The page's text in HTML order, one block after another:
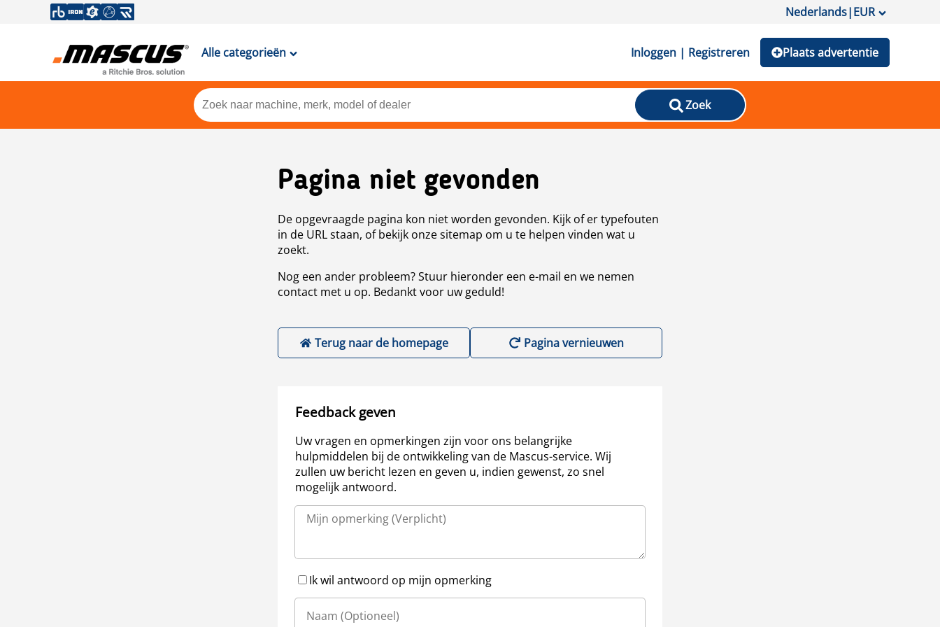
Nederlands|EUR
Alle categorieën Inloggen | Registreren Plaats advertentie
Zoek
Pagina niet gevonden
De opgevraagde pagina kon niet worden gevonden. Kijk of er typefouten
in de URL staan, of bekijk onze sitemap om u te helpen vinden wat u
zoekt.
Nog een ander probleem? Stuur hieronder een e-mail en we nemen
contact met u op. Bedankt voor uw geduld!
Terug naar de homepage Pagina vernieuwen
Feedback geven
Uw vragen en opmerkingen zijn voor ons belangrijke
hulpmiddelen bij de ontwikkeling van de Mascus-service. Wij
zullen uw bericht lezen en geven u, indien gewenst, zo snel
mogelijk antwoord.
Ik wil antwoord op mijn opmerking